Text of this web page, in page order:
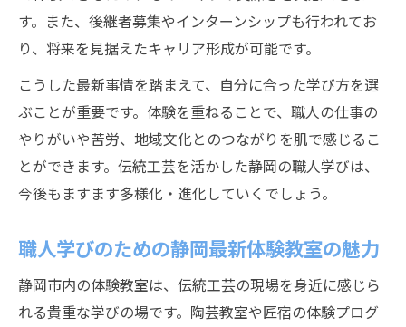
す。また、後継者募集やインターンシップも行われてお
り、将来を見据えたキャリア形成が可能です。
こうした最新事情を踏まえて、自分に合った学び方を選
ぶことが重要です。体験を重ねることで、職人の仕事の
やりがいや苦労、地域文化とのつながりを肌で感じるこ
とができます。伝統工芸を活かした静岡の職人学びは、
今後もますます多様化・進化していくでしょう。
職人学びのための静岡最新体験教室の魅力
静岡市内の体験教室は、伝統工芸の現場を身近に感じら
れる貴重な学びの場です。陶芸教室や匠宿の体験プログ